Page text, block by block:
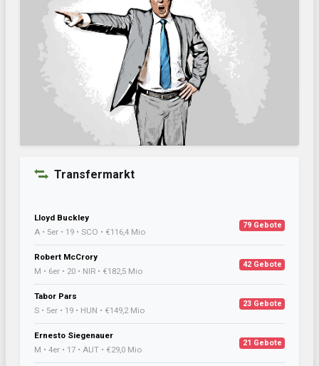
Transfermarkt
Lloyd Buckley
A • 5er • 19 • SCO • €116,4 Mio
79 Gebote
Robert McCrory
M • 6er • 20 • NIR • €182,5 Mio
42 Gebote
Tabor Pars
S • 5er • 19 • HUN • €149,2 Mio
23 Gebote
Ernesto Siegenauer
M • 4er • 17 • AUT • €29,0 Mio
21 Gebote